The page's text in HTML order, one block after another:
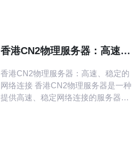
cn2香港路线的特征与优势 2. 网络速
度受影响的主
香港CN2物理服务器：高速、
香港CN2物理服务器：高速、稳定的
网络连接 香港CN2物理服务器是一种
提供高速、稳定网络连接的服务器。